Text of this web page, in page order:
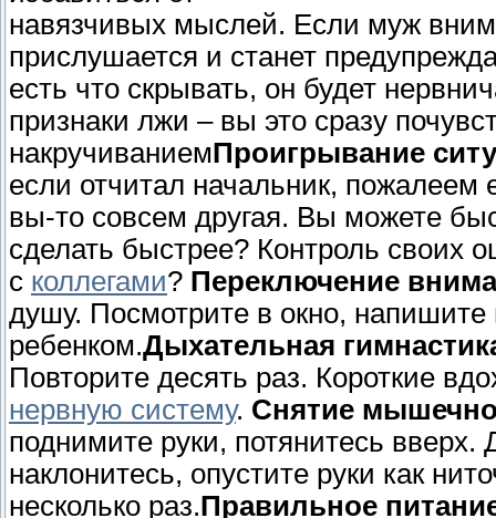
навязчивых мыслей. Если муж
прислушается и станет
есть что скрывать, он будет
признаки лжи – вы это сразу
накручиваниемПроигрывание
если отчитал начальник, пожалеем
вы-то совсем другая. Вы можете
сделать быстрее? Контроль своих
с коллегами? Переключение
душу. Посмотрите в окно, напишите
ребенком.Дыхательная
Повторите десять раз. Короткие
нервную систему. Снятие
поднимите руки, потянитесь
наклонитесь, опустите руки как
несколько раз.Правильное